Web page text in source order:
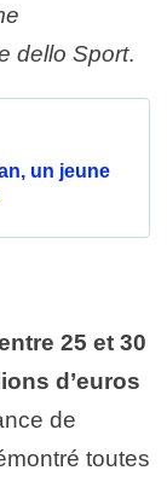
dello Sport.
un jeune
25 et 30
d’euros
de
toutes